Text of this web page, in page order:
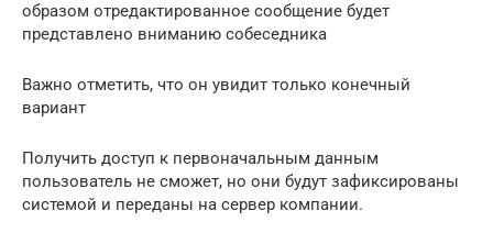
образом отредактированное сообщение будет
представлено вниманию собеседника
Важно отметить, что он увидит только конечный
вариант
Получить доступ к первоначальным данным
пользователь не сможет, но они будут зафиксированы
системой и переданы на сервер компании.